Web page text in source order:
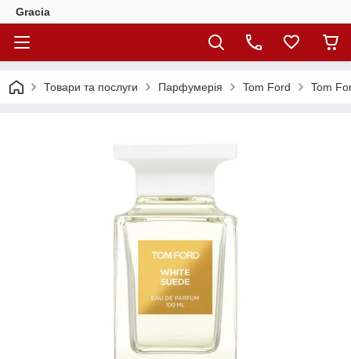
Gracia
Товари та послуги Парфумерія Tom Ford Tom